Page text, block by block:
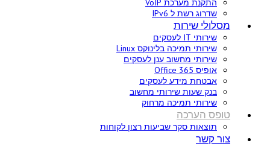
התקנת מערכת VoIP
שדרוג רשת ל IPv6
מסלולי שירות
שירותי IT לעסקים
שירותי תמיכה בלינוקס Linux
שירותי מחשוב ענן לעסקים
אופיס 365 Office
אבטחת מידע לעסקים
בנק שעות שירותי מחשוב
שירותי תמיכה מרחוק
טופס הערכה
תוצאות סקר שביעות רצון לקוחות
צור קשר